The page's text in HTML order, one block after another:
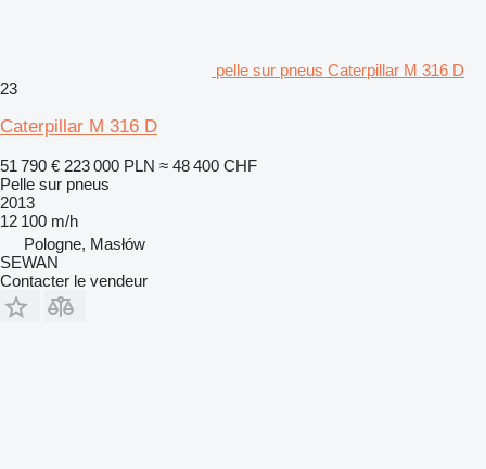
pelle sur pneus Caterpillar M 316 D
23
Caterpillar M 316 D
51 790 € 223 000 PLN ≈ 48 400 CHF
Pelle sur pneus
2013
12 100 m/h
Pologne, Masłów
SEWAN
Contacter le vendeur